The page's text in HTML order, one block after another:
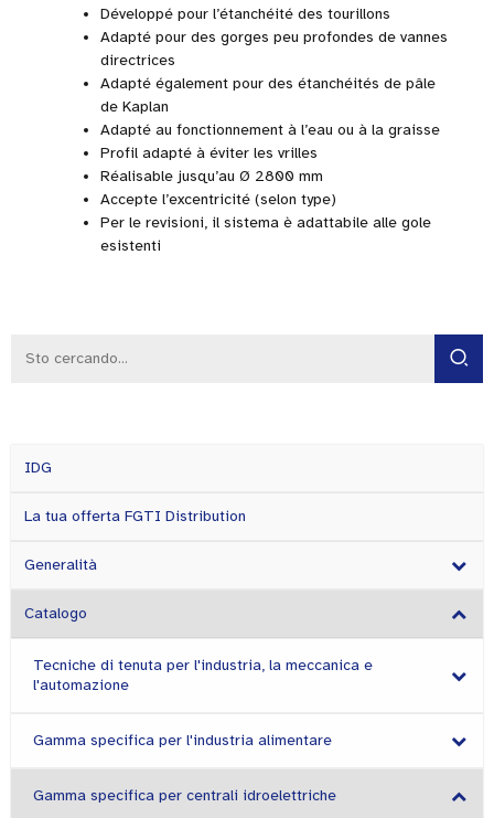
Développé pour l’étanchéité des tourillons
Adapté pour des gorges peu profondes de vannes
directrices
Adapté également pour des étanchéités de pâle
de Kaplan
Adapté au fonctionnement à l’eau ou à la graisse
Profil adapté à éviter les vrilles
Réalisable jusqu’au Ø 2800 mm
Accepte l’excentricité (selon type)
Per le revisioni, il sistema è adattabile alle gole
esistenti
IDG
La tua offerta FGTI Distribution
Generalità
Catalogo
Tecniche di tenuta per l'industria, la meccanica e
l'automazione
Gamma specifica per l'industria alimentare
Gamma specifica per centrali idroelettriche